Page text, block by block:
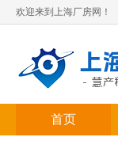
欢迎来到上海厂房网！
首页